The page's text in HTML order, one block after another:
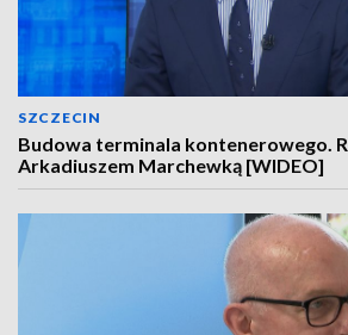
SZCZECIN
Budowa terminala kontenerowego.
Arkadiuszem Marchewką [WIDEO]